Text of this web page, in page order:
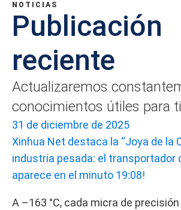
NOTICIAS
Publicación
reciente
Actualizaremos
conocimientos útiles para
31 de diciembre de 2025
Xinhua Net destaca la “Joya de la
industria pesada: el transportador
aparece en el minuto 19:08!
A –163 °C, cada micra de